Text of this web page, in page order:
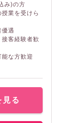
み)の方
業を受けら
遇
客経験者歓
な方歓迎
見る